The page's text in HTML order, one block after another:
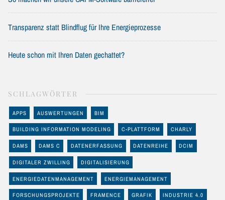
Transparenz statt Blindflug für Ihre Energieprozesse
Heute schon mit Ihren Daten gechattet?
SCHLAGWÖRTER
APPS AUSWERTUNGEN BIM
BUILDING INFORMATION MODELING C-PLATTFORM CHARLY
DAMS DAMS C DATENERFASSUNG DATENREIHE DCIM
DIGITALER ZWILLING DIGITALISIERUNG
ENERGIEDATENMANAGEMENT ENERGIEMANAGEMENT
FORSCHUNGSPROJEKTE FRAMENCE GRAFIK INDUSTRIE 4.0